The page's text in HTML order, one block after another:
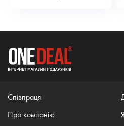
Співпраця
Про компанію